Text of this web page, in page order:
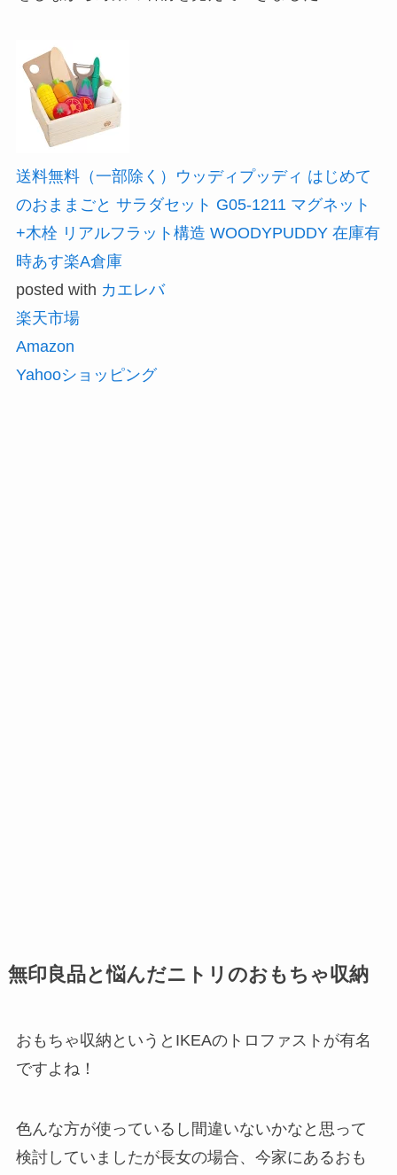
送料無料（一部除く）ウッディプッディ はじめて
のおままごと サラダセット G05-1211 マグネット
+木栓 リアルフラット構造 WOODYPUDDY 在庫有
時あす楽A倉庫
posted with カエレバ
楽天市場
Amazon
Yahooショッピング
無印良品と悩んだニトリのおもちゃ収納
おもちゃ収納というとIKEAのトロファストが有名
ですよね！
色んな方が使っているし間違いないかなと思って
検討していましたが長女の場合、今家にあるおも